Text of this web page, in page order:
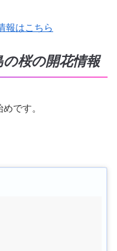
報はこちら
の桜の開花情報
です。